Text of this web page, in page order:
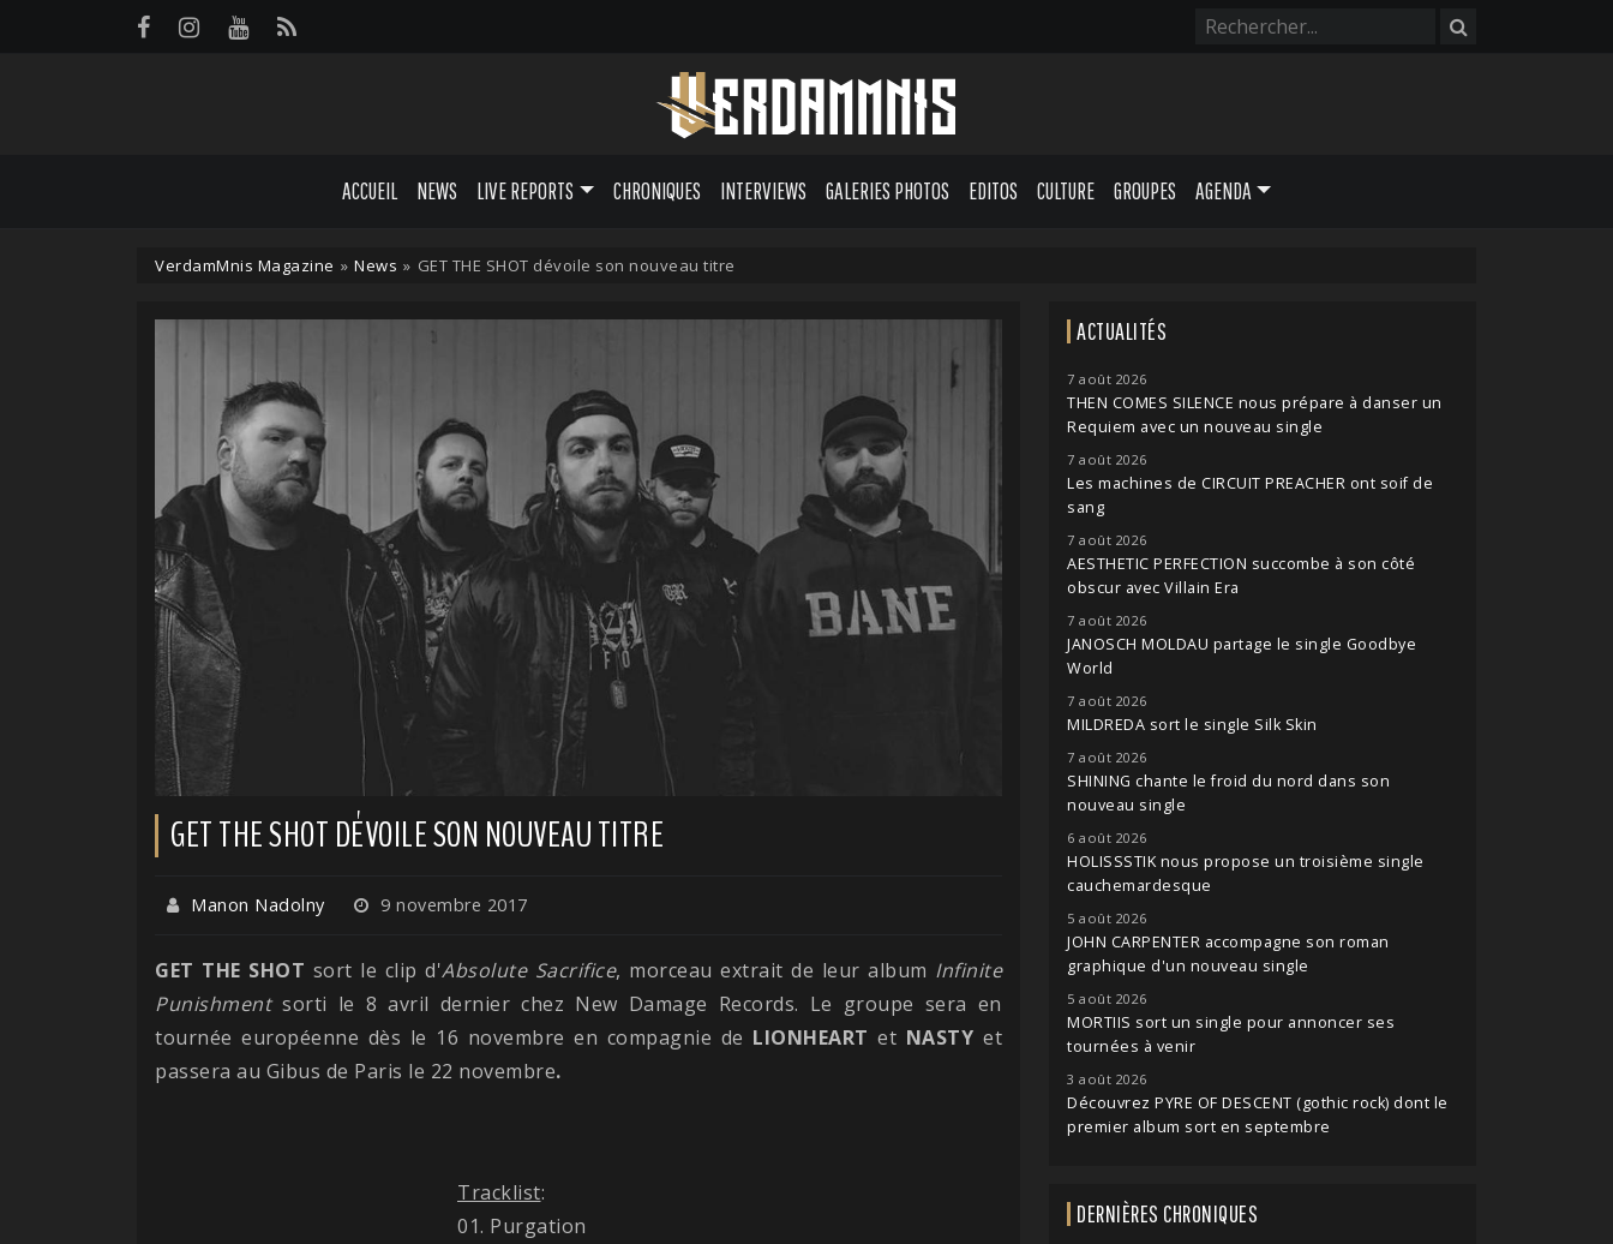
ACCUEIL NEWS LIVE REPORTS CHRONIQUES INTERVIEWS GALERIES PHOTOS EDITOS CULTURE GROUPES AGENDA
VerdamMnis Magazine » News » GET THE SHOT dévoile son nouveau titre
GET THE SHOT DÉVOILE SON NOUVEAU TITRE
Manon Nadolny 9 novembre 2017
GET THE SHOT sort le clip d'Absolute Sacrifice, morceau extrait de leur album Infinite
Punishmentsorti le 8 avril dernier chez New Damage Records. Le groupe sera en
tournée européenne dès le 16 novembre en compagnie de LIONHEART et NASTYet
passera au Gibus de Paris le 22 novembre.
Tracklist:
01. Purgation
ACTUALITÉS
7 août 2026
THEN COMES SILENCE nous prépare à danser un
Requiem avec un nouveau single
7 août 2026
Les machines de CIRCUIT PREACHER ont soif de
sang
7 août 2026
AESTHETIC PERFECTION succombe à son côté
obscur avec Villain Era
7 août 2026
JANOSCH MOLDAU partage le single Goodbye
World
7 août 2026
MILDREDA sort le single Silk Skin
7 août 2026
SHINING chante le froid du nord dans son
nouveau single
6 août 2026
HOLISSSTIK nous propose un troisième single
cauchemardesque
5 août 2026
JOHN CARPENTER accompagne son roman
graphique d'un nouveau single
5 août 2026
MORTIIS sort un single pour annoncer ses
tournées à venir
3 août 2026
Découvrez PYRE OF DESCENT (gothic rock) dont le
premier album sort en septembre
DERNIÈRES CHRONIQUES
Panneau de gestion des cookies